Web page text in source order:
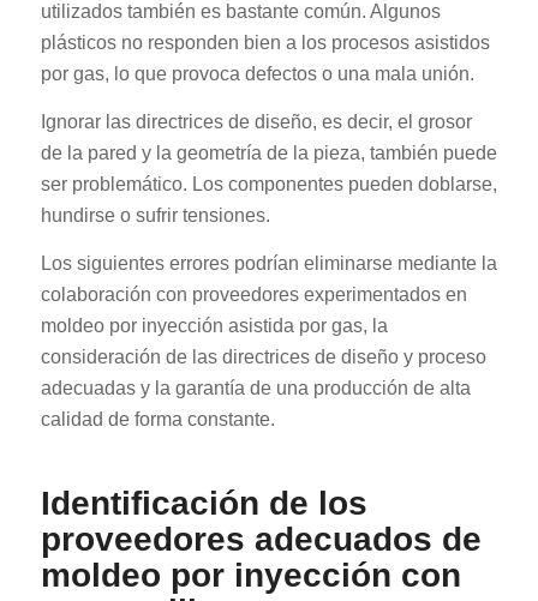
utilizados también es bastante común. Algunos
plásticos no responden bien a los procesos asistidos
por gas, lo que provoca defectos o una mala unión.
Ignorar las directrices de diseño, es decir, el grosor
de la pared y la geometría de la pieza, también puede
ser problemático. Los componentes pueden doblarse,
hundirse o sufrir tensiones.
Los siguientes errores podrían eliminarse mediante la
colaboración con proveedores experimentados en
moldeo por inyección asistida por gas, la
consideración de las directrices de diseño y proceso
adecuadas y la garantía de una producción de alta
calidad de forma constante.
Identificación de los
proveedores adecuados de
moldeo por inyección con